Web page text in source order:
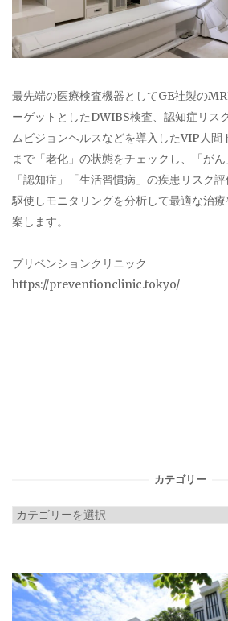
最先端の医療検査機器としてGE社製の
ーゲットとしたDWIBS検査、認知症リス
ムビジョンヘルスなどを導入したVIP人間
まで「老化」の状態をチェックし、「がん
「認知症」「生活習慣病」の疾患リスク
駆使しモニタリングを分析して最適な治
案します。
プリベンションクリニック
https://preventionclinic.tokyo/
カテゴリー
カ
リ
ー